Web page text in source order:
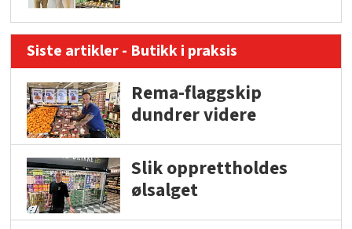
Siste artikler - Butikk i praksis
Rema-flaggskip
dundrer videre
Slik opprettholdes
ølsalget